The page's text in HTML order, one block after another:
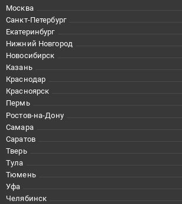
Москва
Санкт-Петербург
Екатеринбург
Нижний Новгород
Новосибирск
Казань
Краснодар
Красноярск
Пермь
Ростов-на-Дону
Самара
Саратов
Тверь
Тула
Тюмень
Уфа
Челябинск